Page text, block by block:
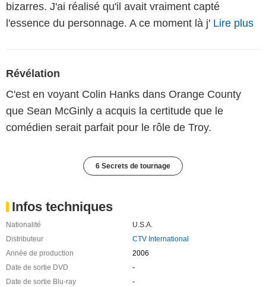
bizarres. J'ai réalisé qu'il avait vraiment capté
l'essence du personnage. A ce moment là j' Lire plus
Révélation
C'est en voyant Colin Hanks dans Orange County
que Sean McGinly a acquis la certitude que le
comédien serait parfait pour le rôle de Troy.
6 Secrets de tournage
Infos techniques
Nationalité
U.S.A.
Distributeur
CTV International
Année de production
2006
Date de sortie DVD
-
Date de sortie Blu-ray
-